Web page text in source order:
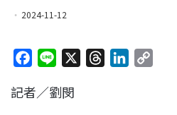
2024-11-12
c
n
記者／劉閔